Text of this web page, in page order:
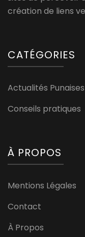
création de liens
CATÉGORIES
Actualités
Conseils pratiques
À PROPOS
Mentions Légales
Contact
À Propos